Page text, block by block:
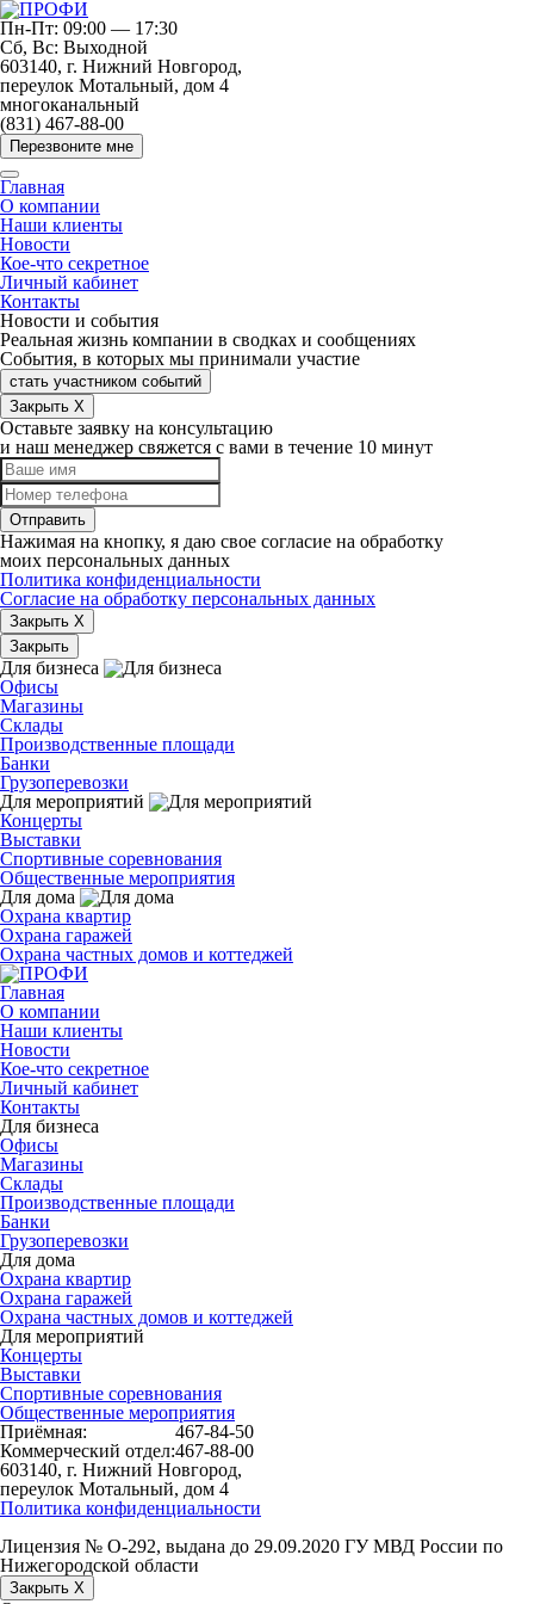
Пн-Пт: 09:00 — 17:30
Сб, Вс: Выходной
603140, г. Нижний Новгород,
переулок Мотальный, дом 4
многоканальный
(831) 467-88-00
Перезвоните мне
Главная
О компании
Наши клиенты
Новости
Кое-что секретное
Личный кабинет
Контакты
Новости и события
Реальная жизнь компании в сводках и сообщениях
События, в которых мы принимали участие
стать участником событий
Закрыть X
Оставьте заявку на консультацию
и наш менеджер свяжется с вами в течение 10 минут
Отправить
Нажимая на кнопку, я даю свое согласие на обработку
моих персональных данных
Политика конфиденциальности
Согласие на обработку персональных данных
Закрыть X
Закрыть
Для бизнеса
Офисы
Магазины
Склады
Производственные площади
Банки
Грузоперевозки
Для мероприятий
Концерты
Выставки
Спортивные соревнования
Общественные мероприятия
Для дома
Охрана квартир
Охрана гаражей
Охрана частных домов и коттеджей
Главная
О компании
Наши клиенты
Новости
Кое-что секретное
Личный кабинет
Контакты
Для бизнеса
Офисы
Магазины
Склады
Производственные площади
Банки
Грузоперевозки
Для дома
Охрана квартир
Охрана гаражей
Охрана частных домов и коттеджей
Для мероприятий
Концерты
Выставки
Спортивные соревнования
Общественные мероприятия
Приёмная:
467-84-50
Коммерческий отдел:467-88-00
603140, г. Нижний Новгород,
переулок Мотальный, дом 4
Политика конфиденциальности
Лицензия № О-292, выдана до 29.09.2020 ГУ МВД России по
Нижегородской области
Закрыть X